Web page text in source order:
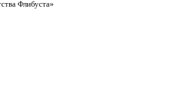
Флибуста»